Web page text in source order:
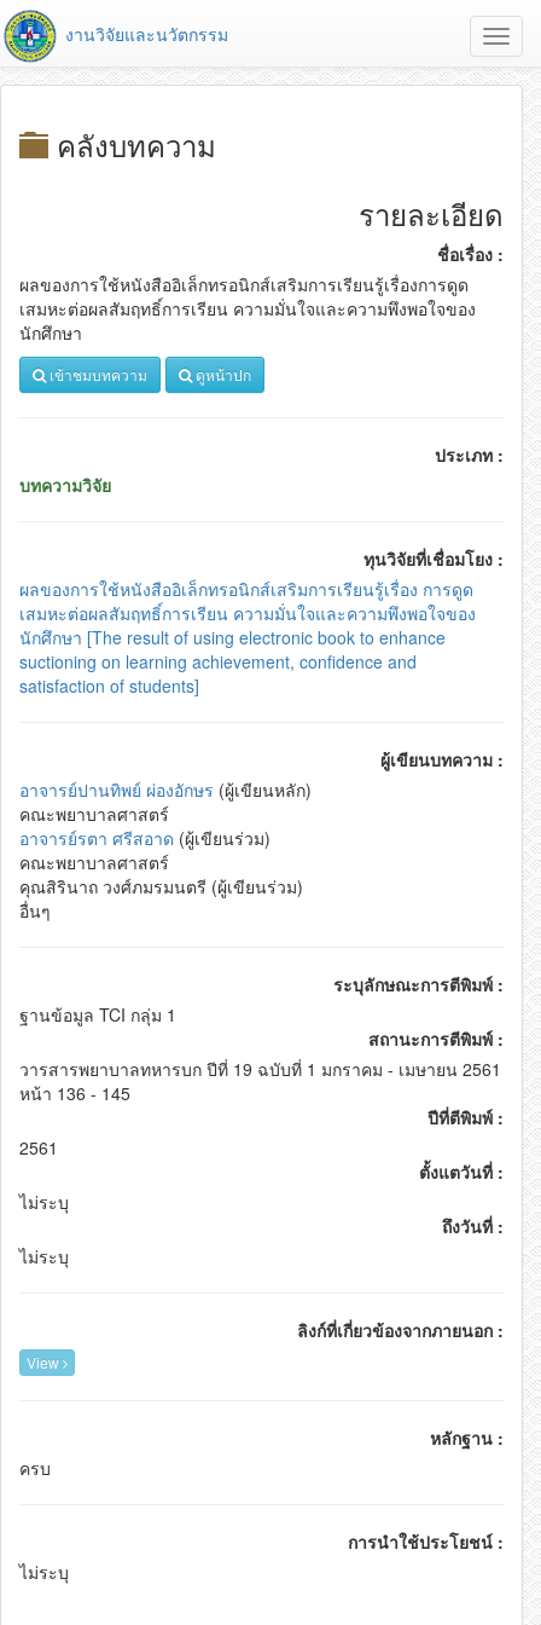
งานวิจัยและนวัตกรรม
คลังบทความ
รายละเอียด
ชื่อเรื่อง :
ผลของการใช้หนังสืออิเล็กทรอนิกส์เสริมการเรียนรู้เรื่องการดูด
เสมหะต่อผลสัมฤทธิ์การเรียน ความมั่นใจและความพึงพอใจของ
นักศึกษา
เข้าชมบทความ ดูหน้าปก
ประเภท :
บทความวิจัย
ทุนวิจัยที่เชื่อมโยง :
ผลของการใช้หนังสืออิเล็กทรอนิกส์เสริมการเรียนรู้เรื่อง การดูด
เสมหะต่อผลสัมฤทธิ์การเรียน ความมั่นใจและความพึงพอใจของ
นักศึกษา [The result of using electronic book to enhance
suctioning on learning achievement, confidence and
satisfaction of students]
ผู้เขียนบทความ :
อาจารย์ปานทิพย์ ผ่องอักษร (ผู้เขียนหลัก)
คณะพยาบาลศาสตร์
อาจารย์รตา ศรีสอาด (ผู้เขียนร่วม)
คณะพยาบาลศาสตร์
คุณสิรินาถ วงศ์ภมรมนตรี (ผู้เขียนร่วม)
อื่นๆ
ระบุลักษณะการตีพิมพ์ :
ฐานข้อมูล TCI กลุ่ม 1
สถานะการตีพิมพ์ :
วารสารพยาบาลทหารบก ปีที่ 19 ฉบับที่ 1 มกราคม - เมษายน 2561
หน้า 136 - 145
ปีที่ตีพิมพ์ :
2561
ตั้งแตวันที่ :
ไม่ระบุ
ถึงวันที่ :
ไม่ระบุ
ลิงก์ที่เกี่ยวข้องจากภายนอก :
View
หลักฐาน :
ครบ
การนำใช้ประโยชน์ :
ไม่ระบุ